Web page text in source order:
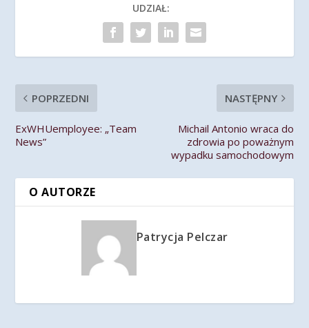
UDZIAŁ:
POPRZEDNI
ExWHUemployee: „Team
News”
NASTĘPNY
Michail Antonio wraca do
zdrowia po poważnym
wypadku samochodowym
O AUTORZE
Patrycja Pelczar